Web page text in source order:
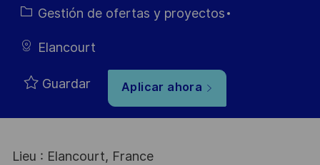
empleo
Type
Categoría
Gestión de ofertas y proyectos
Elancourt
Guardar Aplicar ahora
Lieu : Elancourt, France